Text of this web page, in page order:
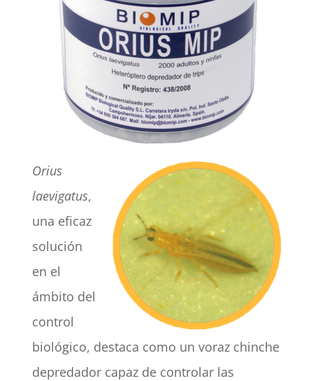
Orius
laevigatus,
una eficaz
solución
en el
ámbito del
control
biológico, destaca como un voraz chinche
depredador capaz de controlar las